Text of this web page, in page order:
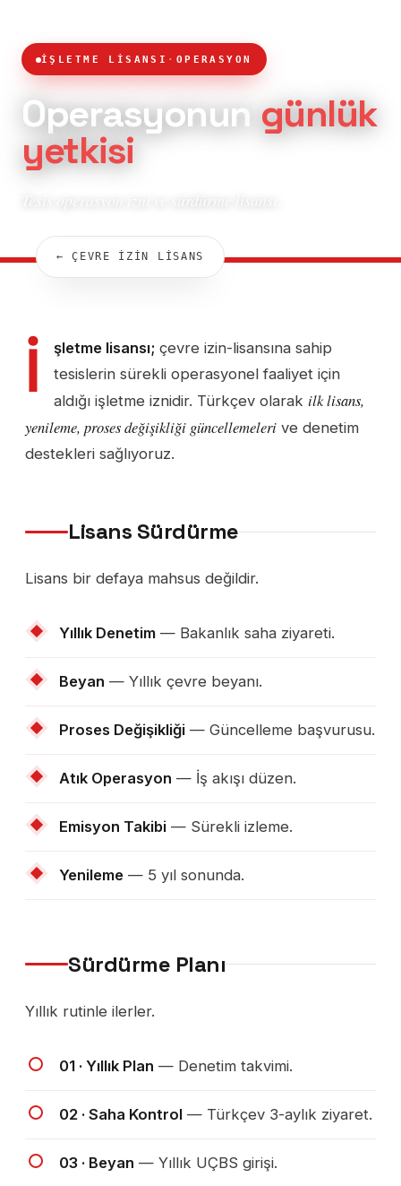
İŞLETME LİSANSI · OPERASYON
Operasyonungünlük
yetkisi
Tesis operasyon izni ve sürdürme lisansı.
← ÇEVRE İZİN LİSANS
İ şletme lisansı; çevre izin-lisansına sahip
tesislerin sürekli operasyonel faaliyet için
aldığı işletme iznidir. Türkçev olarak ilk lisans,
yenileme, proses değişikliği güncellemeleri ve denetim
destekleri sağlıyoruz.
Lisans Sürdürme
Lisans bir defaya mahsus değildir.
Yıllık Denetim — Bakanlık saha ziyareti.
Beyan — Yıllık çevre beyanı.
Proses Değişikliği — Güncelleme başvurusu.
Atık Operasyon — İş akışı düzen.
Emisyon Takibi — Sürekli izleme.
Yenileme — 5 yıl sonunda.
Sürdürme Planı
Yıllık rutinle ilerler.
01 · Yıllık Plan — Denetim takvimi.
02 · Saha Kontrol — Türkçev 3-aylık ziyaret.
03 · Beyan — Yıllık UÇBS girişi.